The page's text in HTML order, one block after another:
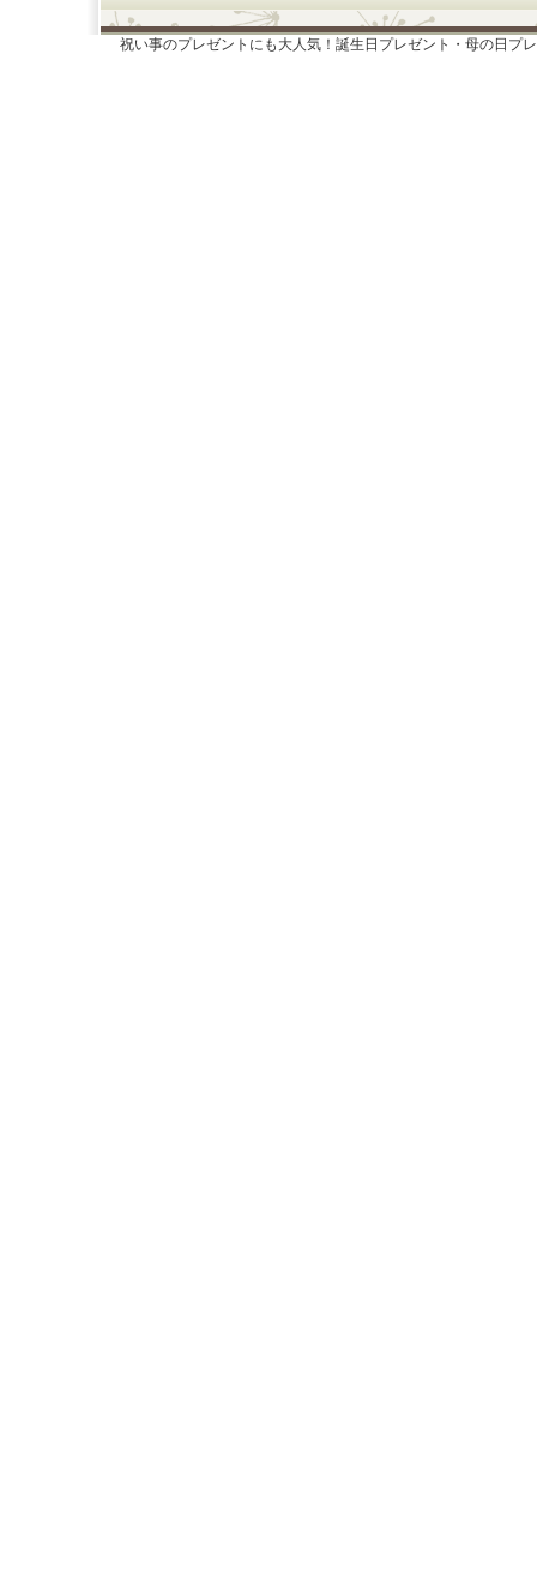
祝い事のプレゼントにも大人気！誕生日プレゼント・母の日プ